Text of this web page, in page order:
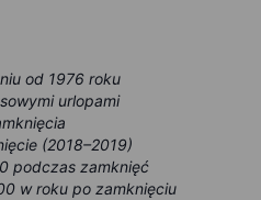
od 1976 roku
urlopami
(2018–2019)
podczas zamknięć
w roku po zamknięciu